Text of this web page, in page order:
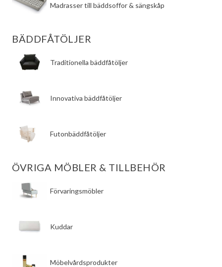
​Madrasser till bäddsoffor & sängskåp
BÄDDFÅTÖLJER
​Traditionella bäddfåtöljer
​Innovativa bäddfåtöljer
​Futonbäddfåtöljer
ÖVRIGA MÖBLER & TILLBEHÖR
​Förvaringsmöbler
​Kuddar
​Möbelvårdsprodukter